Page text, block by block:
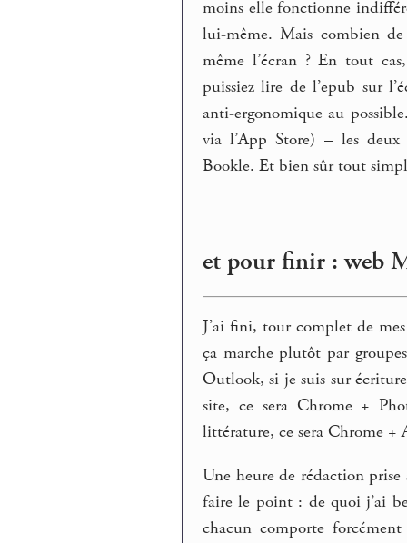
moins elle fonctionne
lui-même. Mais combien
même l’écran ? En tout
puissiez lire de l’epub sur
anti-ergonomique au
via l’App Store) – les deux
Bookle. Et bien sûr tout
et pour finir : web
J’ai fini, tour complet de
ça marche plutôt par
Outlook, si je suis sur
site, ce sera Chrome +
littérature, ce sera Chrome
Une heure de rédaction
faire le point : de quoi j’ai
chacun comporte